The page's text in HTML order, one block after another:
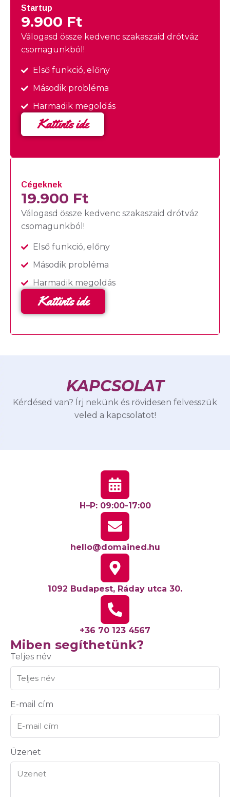
Startup
9.900 Ft
Válogasd össze kedvenc szakaszaid drótváz
csomagunkból!
Első funkció, előny
Második probléma
Harmadik megoldás
Kattints ide
Cégeknek
19.900 Ft
Válogasd össze kedvenc szakaszaid drótváz
csomagunkból!
Első funkció, előny
Második probléma
Harmadik megoldás
Kattints ide
KAPCSOLAT
Kérdésed van? Írj nekünk és rövidesen felvesszük
veled a kapcsolatot!
Miben segíthetünk?
Teljes név
E-mail cím
Üzenet
H–P: 09:00-17:00
hello@domained.hu
1092 Budapest, Ráday utca 30.
+36 70 123 4567